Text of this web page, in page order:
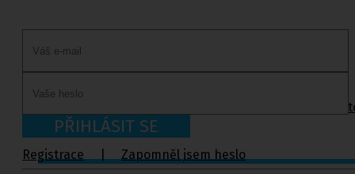
Ortopedické vložky a
PŘIHLÁSIT SE
Registrace Zapomněl jsem heslo